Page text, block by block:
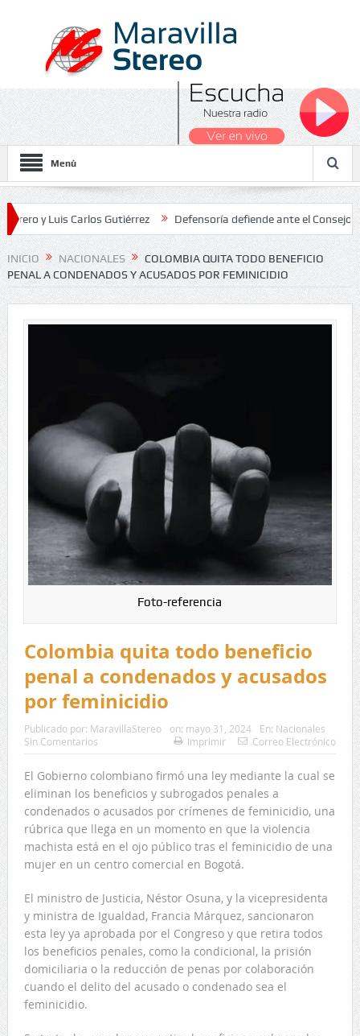
Menú
Carlos Gutiérrez Defensoría defiende ante el Consejo de
Nacionales 2026
INICIO NACIONALES
COLOMBIA QUITA TODO BENEFICIO
PENAL A CONDENADOS Y ACUSADOS POR FEMINICIDIO
Foto-referencia
Colombia quita todo beneficio
penal a condenados y acusados
por feminicidio
Publicado por: MaravillaStereo on: mayo 31, 2024 En: Nacionales
Sin Comentarios
Imprimir Correo Electrónico
El Gobierno colombiano firmó una ley mediante la cual se
eliminan los beneficios y subrogados penales a
condenados o acusados por crímenes de feminicidio, una
rúbrica que llega en un momento en que la violencia
machista está en el ojo público tras el feminicidio de una
mujer en un centro comercial en Bogotá.
El ministro de Justicia, Néstor Osuna, y la vicepresidenta
y ministra de Igualdad, Francia Márquez, sancionaron
esta ley ya aprobada por el Congreso y que retira todos
los beneficios penales, como la condicional, la prisión
domiciliaria o la reducción de penas por colaboración
cuando el delito del acusado o condenado sea el
feminicidio.